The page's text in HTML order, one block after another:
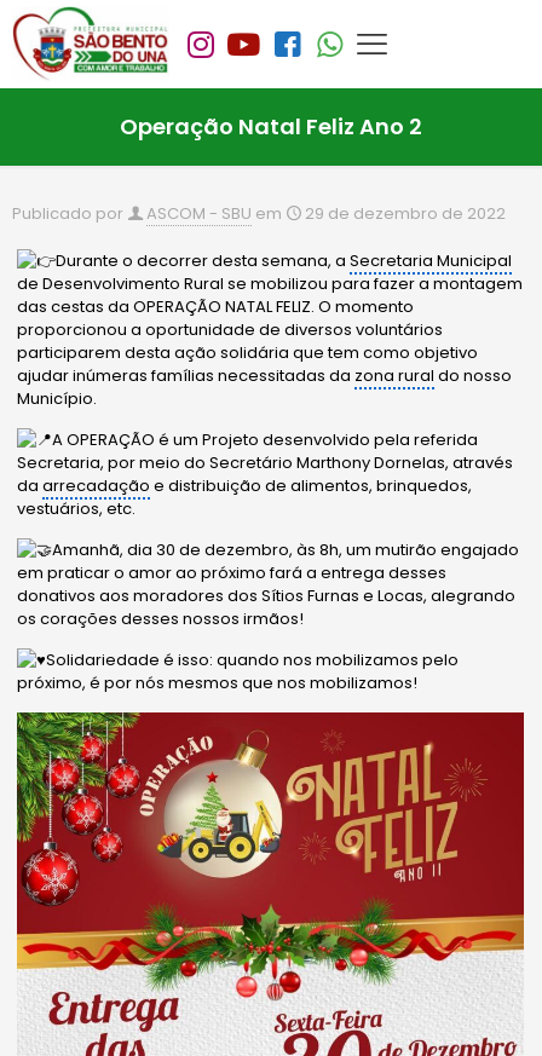
Operação Natal Feliz Ano 2
Publicado por ASCOM - SBU em 29 de dezembro de 2022
Durante o decorrer desta semana, aSecretaria Municipal
de Desenvolvimento Rural se mobilizou para fazer a montagem
das cestas da OPERAÇÃO NATAL FELIZ. O momento
proporcionou a oportunidade de diversos voluntários
participarem desta ação solidária que tem como objetivo
ajudar inúmeras famílias necessitadas da zona rural do nosso
Município.
A OPERAÇÃO é um Projeto desenvolvido pela referida
Secretaria, por meio do Secretário Marthony Dornelas, através
daarrecadação edistribuição de alimentos, brinquedos,
vestuários, etc.
Amanhã, dia 30 de dezembro, às 8h, um mutirão engajado
em praticar o amor ao próximo fará a entrega desses
donativos aos moradores dos Sítios Furnas e Locas, alegrando
os corações desses nossos irmãos!
Solidariedade é isso: quando nos mobilizamos pelo
próximo, é por nós mesmos que nos mobilizamos!